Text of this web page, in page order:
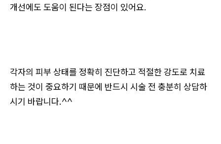
개선에도 도움이 된다는 장점이 있어요.
각자의 피부 상태를 정확히 진단하고 적절한 강도로 치료
하는 것이 중요하기 때문에 반드시 시술 전 충분히 상담하
시기 바랍니다.^^